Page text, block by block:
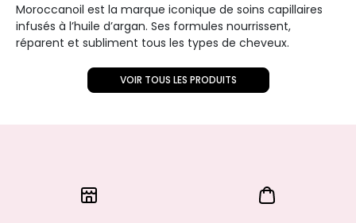
Moroccanoil est la marque iconique de soins capillaires
infusés à l’huile d’argan. Ses formules nourrissent,
réparent et subliment tous les types de cheveux.
VOIR TOUS LES PRODUITS